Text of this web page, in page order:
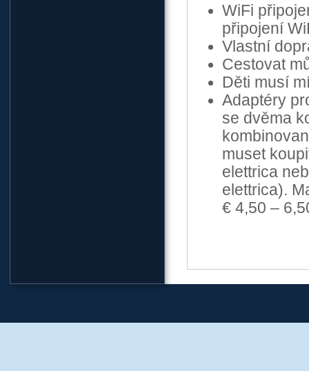
WiFi
připojení
Vlastní
Cestovat
Děti musí
Adaptéry
se dvěma
muset
elettrica
elettrica).
€ 4,50 –